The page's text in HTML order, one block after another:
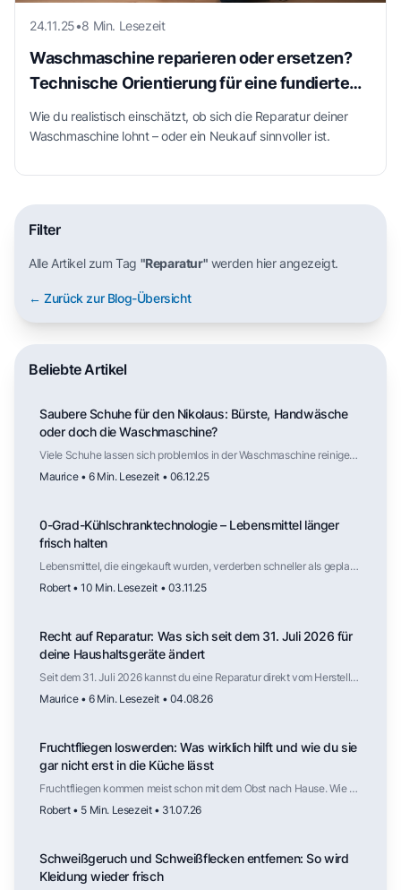
24.11.25•8 Min. Lesezeit
Waschmaschine reparieren oder ersetzen?
Technische Orientierung für eine fundierte
Entscheidung
Wie du realistisch einschätzt, ob sich die Reparatur deiner
Waschmaschine lohnt – oder ein Neukauf sinnvoller ist.
Filter
Alle Artikel zum Tag "Reparatur" werden hier angezeigt.
← Zurück zur Blog-Übersicht
Beliebte Artikel
Saubere Schuhe für den Nikolaus: Bürste, Handwäsche
oder doch die Waschmaschine?
Viele Schuhe lassen sich problemlos in der Waschmaschine reinigen,
solange Material und Aufbau dafür geeignet sind. Der Trockner
hingegen ist selten geeignet. Mit der richtigen Vorbereitung und
Tür.
Maurice • 6 Min. Lesezeit • 06.12.25
0-Grad-Kühlschranktechnologie – Lebensmittel länger
frisch halten
Lebensmittel, die eingekauft wurden, verderben schneller als geplant.
Der folgende Artikel erklärt dir, wie die sogenannte 0-Grad-
Kühlschranktechnologie funktioniert.
Robert • 10 Min. Lesezeit • 03.11.25
Recht auf Reparatur: Was sich seit dem 31. Juli 2026 für
deine Haushaltsgeräte ändert
Seit dem 31. Juli 2026 kannst du eine Reparatur direkt vom Hersteller
verlangen, auch nach Ablauf der Gewährleistung. Für welche
Haushaltsgeräte das gilt, wie lange Ersatzteile verfügbar sein
Maurice • 6 Min. Lesezeit • 04.08.26
Fruchtfliegen loswerden: Was wirklich hilft und wie du sie
gar nicht erst in die Küche lässt
Fruchtfliegen kommen meist schon mit dem Obst nach Hause. Wie du
die Fliegen wieder loswirst, welche Falle tatsächlich funktioniert,
warum Kälte die Vermehrung ausbremst und an welchen Stellen in
Robert • 5 Min. Lesezeit • 31.07.26
Schweißgeruch und Schweißflecken entfernen: So wird
Kleidung wieder frisch